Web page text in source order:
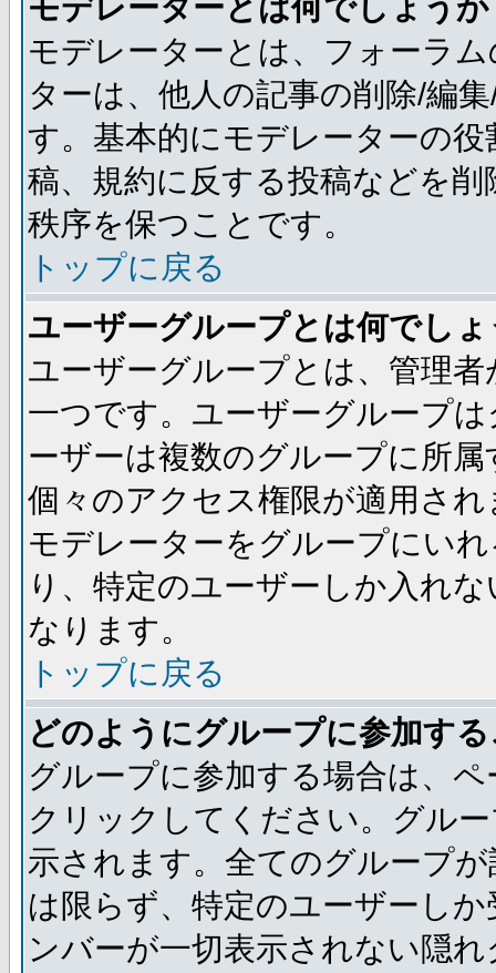
モデレーターとは何でしょうか
モデレーターとは、フォーラ
ターは、他人の記事の削除/編
す。基本的にモデレーターの
稿、規約に反する投稿などを
秩序を保つことです。
トップに戻る
ユーザーグループとは何でし
ユーザーグループとは、管理
一つです。ユーザーグループ
ーザーは複数のグループに所
個々のアクセス権限が適用さ
モデレーターをグループにい
り、特定のユーザーしか入れ
なります。
トップに戻る
どのようにグループに参加す
グループに参加する場合は、
クリックしてください。グル
示されます。全てのグループ
は限らず、特定のユーザーし
ンバーが一切表示されない隠